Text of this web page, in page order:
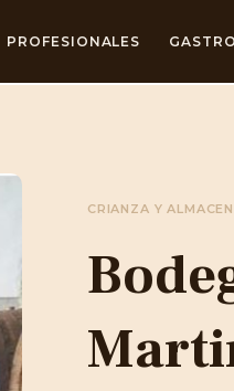
PROFESIONALES
CRIANZA Y